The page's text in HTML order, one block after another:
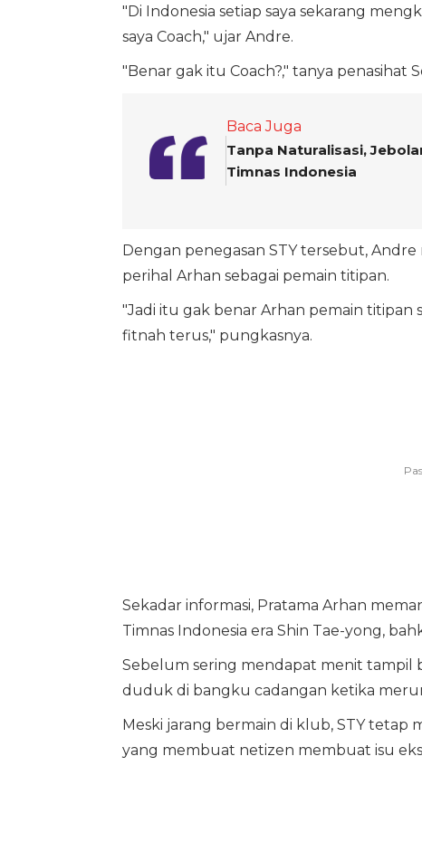
"Di Indonesia setiap saya sekarang
saya Coach," ujar Andre.
"Benar gak itu Coach?," tanya penasihat
Baca Juga
Tanpa Naturalisasi,
Timnas Indonesia
Dengan penegasan STY tersebut,
perihal Arhan sebagai pemain titipan.
"Jadi itu gak benar Arhan pemain titipan
fitnah terus," pungkasnya.
Sekadar informasi, Pratama Arhan
Timnas Indonesia era Shin Tae-yong,
Sebelum sering mendapat menit tampil
duduk di bangku cadangan ketika
Meski jarang bermain di klub, STY tetap
yang membuat netizen membuat isu